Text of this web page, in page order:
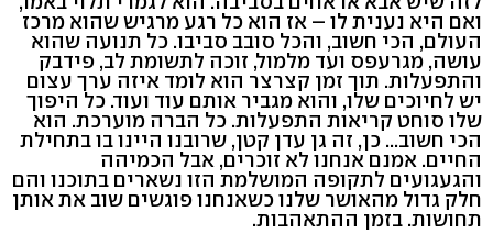
ואם היא נענית לו – אז הוא כל רגע מרגיש שהוא מרכז
העולם, הכי חשוב, והכל סובב סביבו. כל תנועה שהוא
עושה, מגרעפס ועד מלמול, זוכה לתשומת לב, פידבק
והתפעלות. תוך זמן קצרצר הוא לומד איזה ערך עצום
יש לחיוכים שלו, והוא מגביר אותם עוד ועוד. כל היפוך
שלו סוחט קריאות התפעלות. כל הברה מוערכת. הוא
הכי חשוב... כן, זה גן עדן קטן, שרובנו היינו בו בתחילת
החיים. אמנם אנחנו לא זוכרים, אבל הכמיהה
והגעגועים לתקופה המושלמת הזו נשארים בתוכנו והם
חלק גדול מהאושר שלנו כשאנחנו פוגשים שוב את אותן
תחושות. בזמן ההתאהבות.